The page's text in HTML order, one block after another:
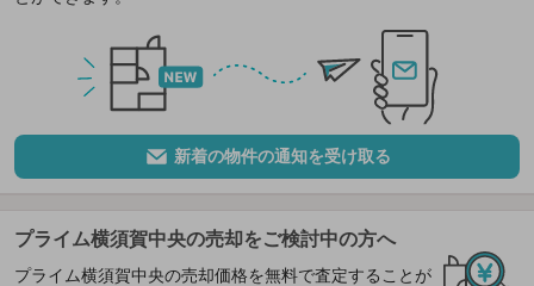
新着の物件の通知を受け取る
プライム横須賀中央の売却をご検討中の方へ
プライム横須賀中央の売却価格を無料で査定することが